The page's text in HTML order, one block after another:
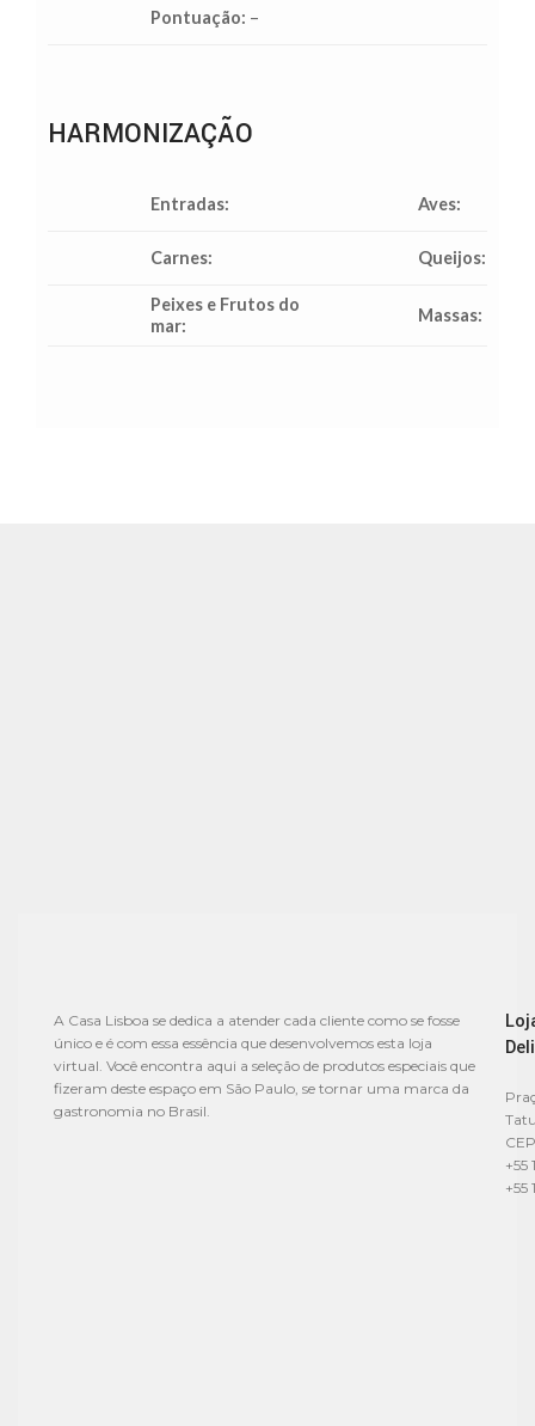
Pontuação: –
HARMONIZAÇÃO
Entradas: Aves:
Carnes: Queijos:
Peixes e Frutos do
mar:
Massas:
A Casa Lisboa se dedica a atender cada cliente como se fosse
único e é com essa essência que desenvolvemos esta loja
virtual. Você encontra aqui a seleção de produtos especiais que
fizeram deste espaço em São Paulo, se tornar uma marca da
gastronomia no Brasil.
+55
+55